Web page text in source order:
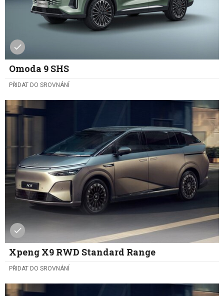
Omoda 9 SHS
PŘIDAT DO SROVNÁNÍ
Xpeng X9 RWD Standard Range
PŘIDAT DO SROVNÁNÍ